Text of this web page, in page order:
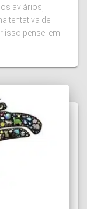
aviários,
tentativa de
isso pensei em